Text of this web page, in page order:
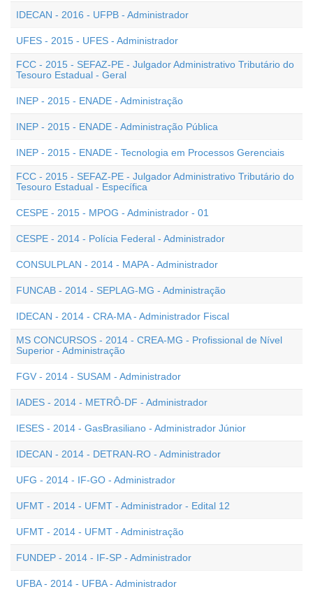
IDECAN - 2016 - UFPB - Administrador
UFES - 2015 - UFES - Administrador
FCC - 2015 - SEFAZ-PE - Julgador Administrativo Tributário do
Tesouro Estadual - Geral
INEP - 2015 - ENADE - Administração
INEP - 2015 - ENADE - Administração Pública
INEP - 2015 - ENADE - Tecnologia em Processos Gerenciais
FCC - 2015 - SEFAZ-PE - Julgador Administrativo Tributário do
Tesouro Estadual - Específica
CESPE - 2015 - MPOG - Administrador - 01
CESPE - 2014 - Polícia Federal - Administrador
CONSULPLAN - 2014 - MAPA - Administrador
FUNCAB - 2014 - SEPLAG-MG - Administração
IDECAN - 2014 - CRA-MA - Administrador Fiscal
MS CONCURSOS - 2014 - CREA-MG - Profissional de Nível
Superior - Administração
FGV - 2014 - SUSAM - Administrador
IADES - 2014 - METRÔ-DF - Administrador
IESES - 2014 - GasBrasiliano - Administrador Júnior
IDECAN - 2014 - DETRAN-RO - Administrador
UFG - 2014 - IF-GO - Administrador
UFMT - 2014 - UFMT - Administrador - Edital 12
UFMT - 2014 - UFMT - Administração
FUNDEP - 2014 - IF-SP - Administrador
UFBA - 2014 - UFBA - Administrador